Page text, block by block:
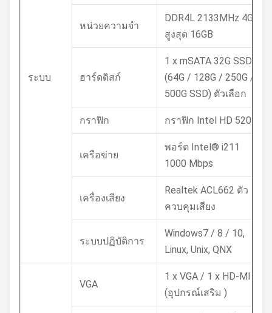
ระบบ
หน่วยความจำ
DDR4L 2133MHz 4GB
สูงสุด 16GB
ฮาร์ดดิสก์
1 x mSATA 32G SSD /
(64G / 128G / 250G /
500G SSD) ตัวเลือก
กราฟิก กราฟิก Intel HD 520
เครือข่าย
พอร์ต Intel® i211
1000 Mbps
เครื่องเสียง
Realtek ACL662 ตัว
ควบคุมเสียง
ระบบปฏิบัติการ
Windows7 / 8 / 10,
Linux, Unix, QNX
VGA
1 x VGA / 1 x HD-MI
(อุปกรณ์เสริม )